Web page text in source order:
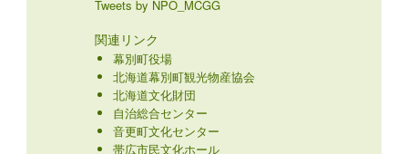
Tweets by NPO_MCGG
関連リンク
幕別町役場
北海道幕別町観光物産協会
北海道文化財団
自治総合センター
音更町文化センター
帯広市民文化ホール